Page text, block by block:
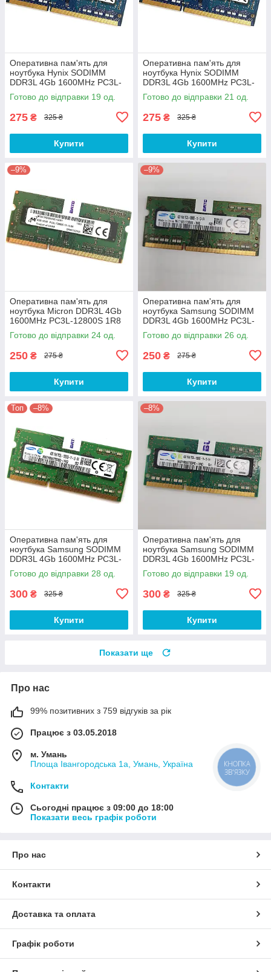
Оперативна пам'ять для
ноутбука Hynix SODIMM
DDR3L 4Gb 1600MHz PC3L-
12800s 1R8 CL11
(HMT451S6BFR8A-PB N0 AA)
Готово до відправки 19 од.
275 ₴ 325 ₴
Купити
Оперативна пам'ять для
ноутбука Hynix SODIMM
DDR3L 4Gb 1600MHz PC3L-
12800s 1R8 CL11
(HMT451S6BFR8A-PB N0 AA)
Готово до відправки 21 од.
275 ₴ 325 ₴
Купити
–9%
Оперативна пам'ять для
ноутбука Micron DDR3L 4Gb
1600MHz PC3L-12800S 1R8
CL11 (MT8KTF51264HZ-
1G6N1) Б/В
Готово до відправки 24 од.
250 ₴ 275 ₴
Купити
–9%
Оперативна пам'ять для
ноутбука Samsung SODIMM
DDR3L 4Gb 1600MHz PC3L-
12800s 1R8 CL11
(M471B5173EB0-YK0) Б/В
Готово до відправки 26 од.
250 ₴ 275 ₴
Купити
Топ –8%
Оперативна пам'ять для
ноутбука Samsung SODIMM
DDR3L 4Gb 1600MHz PC3L-
12800s 1R8 CL11
(M471B5173DB0-YK0) Б/В
Готово до відправки 28 од.
300 ₴ 325 ₴
Купити
–8%
Оперативна пам'ять для
ноутбука Samsung SODIMM
DDR3L 4Gb 1600MHz PC3L-
12800S 1R8 CL11
(M471B5173QH0-YK0) Б/В
Готово до відправки 19 од.
300 ₴ 325 ₴
Купити
Показати ще
Про нас
99% позитивних з 759 відгуків за рік
Працює з 03.05.2018
м. Умань
Площа Івангородська 1а, Умань, Україна
Контакти
Сьогодні працює з 09:00 до 18:00
Показати весь графік роботи
Про нас
Контакти
Доставка та оплата
Графік роботи
КНОПКА
ЗВ'ЯЗКУ